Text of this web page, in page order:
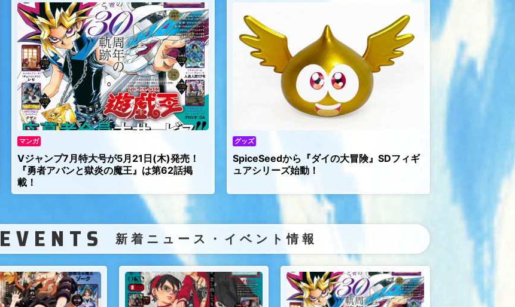
マンガ
Vジャンプ7月特大号が5月21日(木)発売！
『勇者アバンと獄炎の魔王』は第62話掲
載！
グッズ
SpiceSeedから『ダイの大冒険』SDフィギ
ュアシリーズ始動！
EVENTS （
新着ニュース・イベント情報
）